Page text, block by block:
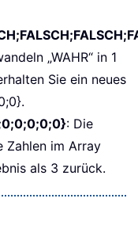
„WAHR“ in 1
Sie ein neues
: Die
Zahlen im Array
als 3 zurück.